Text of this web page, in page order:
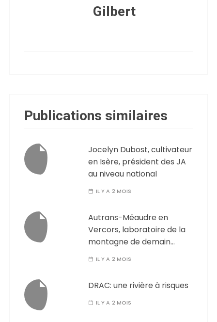
Gilbert
Publications similaires
Jocelyn Dubost, cultivateur
en Isère, président des JA
au niveau national
IL Y A 2 MOIS
Autrans-Méaudre en
Vercors, laboratoire de la
montagne de demain…
IL Y A 2 MOIS
DRAC: une rivière à risques
IL Y A 2 MOIS